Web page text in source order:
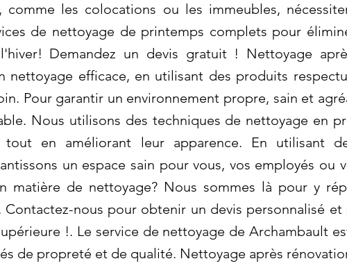
comme les colocations ou les immeubles,
de nettoyage de printemps complets pour
Demandez un devis gratuit ! Nettoyage
nettoyage efficace, en utilisant des produits
Pour garantir un environnement propre, sain et
Nous utilisons des techniques de nettoyage en
en améliorant leur apparence. En utilisant
un espace sain pour vous, vos employés ou
matière de nettoyage? Nous sommes là pour y
Contactez-nous pour obtenir un devis personnalisé
!. Le service de nettoyage de Archambault
de propreté et de qualité. Nettoyage après